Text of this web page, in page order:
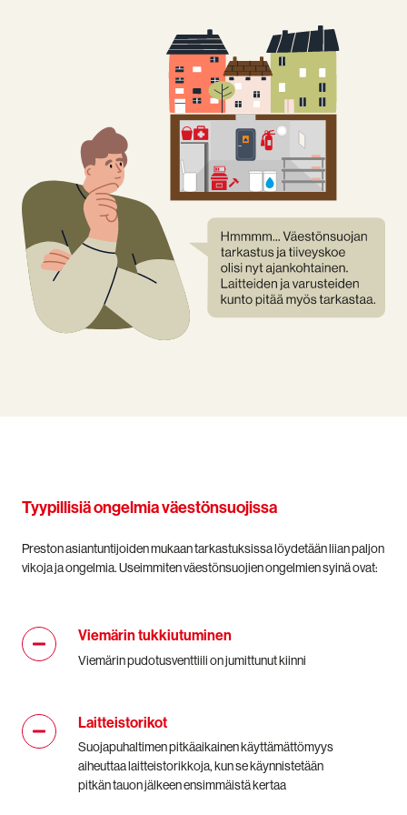
Tyypillisiä ongelmia väestönsuojissa
Preston asiantuntijoiden mukaan tarkastuksissa löydetään liian paljon
vikoja ja ongelmia. Useimmiten väestönsuojien ongelmien syinä ovat:
Viemärin tukkiutuminen
Viemärin pudotusventtiili on jumittunut kiinni
Viemärin
tukkiutuminen
Laitteistorikot
Suojapuhaltimen pitkäaikainen käyttämättömyys
aiheuttaa laitteistorikkoja, kun se käynnistetään
pitkän tauon jälkeen ensimmäistä kertaa
Laitteistorikot